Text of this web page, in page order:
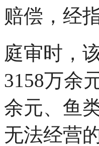
赔偿，经
庭审时，
3158万余
余元、鱼
无法经营